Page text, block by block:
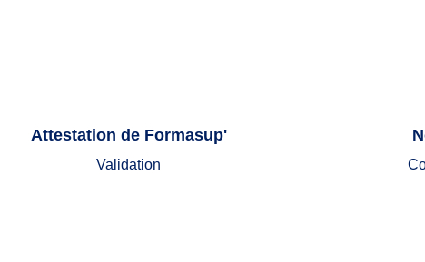
Attestation de Formasup'
Validation